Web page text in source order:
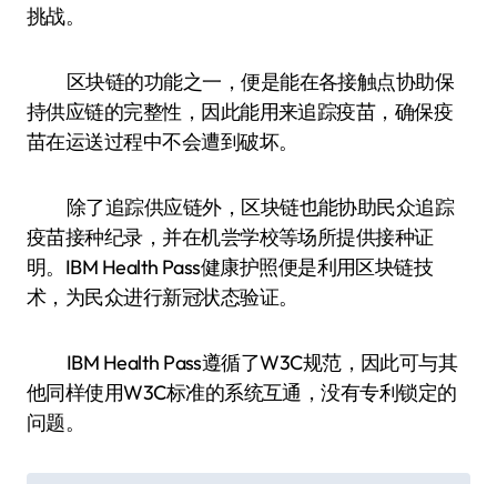
挑战。
区块链的功能之一，便是能在各接触点协助保
持供应链的完整性，因此能用来追踪疫苗，确保疫
苗在运送过程中不会遭到破坏。
除了追踪供应链外，区块链也能协助民众追踪
疫苗接种纪录，并在机尝学校等场所提供接种证
明。IBM Health Pass健康护照便是利用区块链技
术，为民众进行新冠状态验证。
IBM Health Pass遵循了W3C规范，因此可与其
他同样使用W3C标准的系统互通，没有专利锁定的
问题。